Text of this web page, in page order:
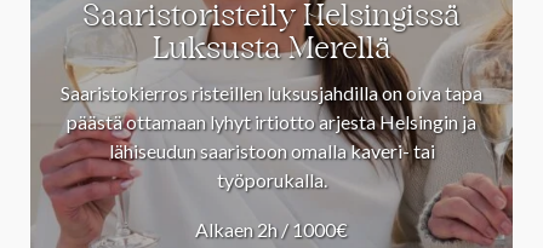
Saaristoristeily Helsingissä
Luksusta Merellä
Saaristokierros risteillen luksusjahdilla on oiva tapa
päästä ottamaan lyhyt irtiotto arjesta Helsingin ja
lähiseudun saaristoon omalla kaveri- tai
työporukalla.
Alkaen 2h / 1000€